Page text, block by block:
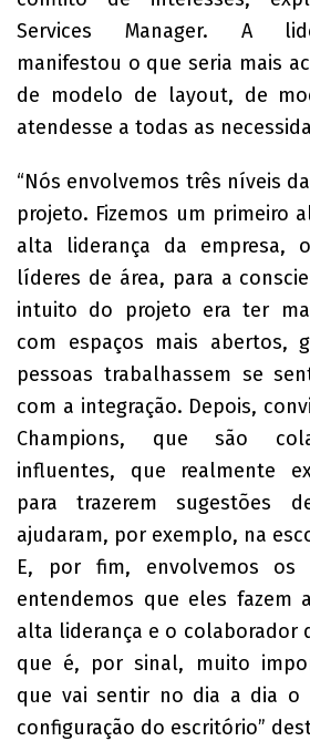
Services Manager. A
manifestou o que seria mais
de modelo de layout, de
atendesse a todas as
“Nós envolvemos três níveis
projeto. Fizemos um primeiro
alta liderança da empresa,
líderes de área, para a
intuito do projeto era ter
com espaços mais abertos,
pessoas trabalhassem se
com a integração. Depois,
Champions, que são
influentes, que realmente
para trazerem sugestões
ajudaram, por exemplo, na
E, por fim, envolvemos os
entendemos que eles fazem
alta liderança e o colaborador
que é, por sinal, muito
que vai sentir no dia a dia o
configuração do escritório”